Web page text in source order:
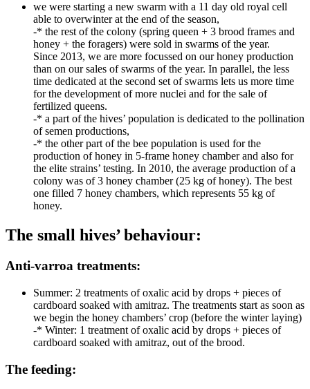
we were starting a new swarm with a 11 day old royal cell
able to overwinter at the end of the season,
-* the rest of the colony (spring queen + 3 brood frames and
honey + the foragers) were sold in swarms of the year.
Since 2013, we are more focussed on our honey production
than on our sales of swarms of the year. In parallel, the less
time dedicated at the second set of swarms lets us more time
for the development of more nuclei and for the sale of
fertilized queens.
-* a part of the hives’ population is dedicated to the pollination
of semen productions,
-* the other part of the bee population is used for the
production of honey in 5-frame honey chamber and also for
the elite strains’ testing. In 2010, the average production of a
colony was of 3 honey chamber (25 kg of honey). The best
one filled 7 honey chambers, which represents 55 kg of
honey.
The small hives’ behaviour:
Anti-varroa treatments:
Summer: 2 treatments of oxalic acid by drops + pieces of
cardboard soaked with amitraz. The treatments start as soon as
we begin the honey chambers’ crop (before the winter laying)
-* Winter: 1 treatment of oxalic acid by drops + pieces of
cardboard soaked with amitraz, out of the brood.
The feeding: